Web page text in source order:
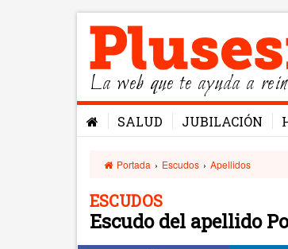
La web que te ayuda a
SALUD JUBILACIÓN
Portada › Escudos › Apellidos
ESCUDOS
Escudo del apellido